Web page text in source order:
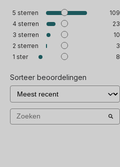
5 sterren
109
4 sterren
23
3 sterren
10
2 sterren
3
1 ster 8
Sorteer beoordelingen